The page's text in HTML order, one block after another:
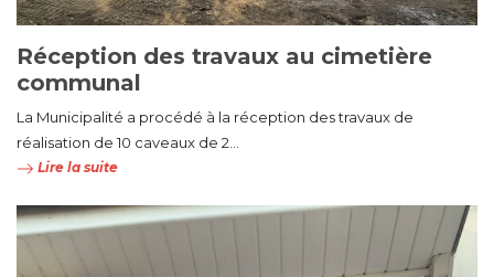
Réception des travaux au cimetière
communal
La Municipalité a procédé à la réception des travaux de
réalisation de 10 caveaux de 2...
Lire la suite